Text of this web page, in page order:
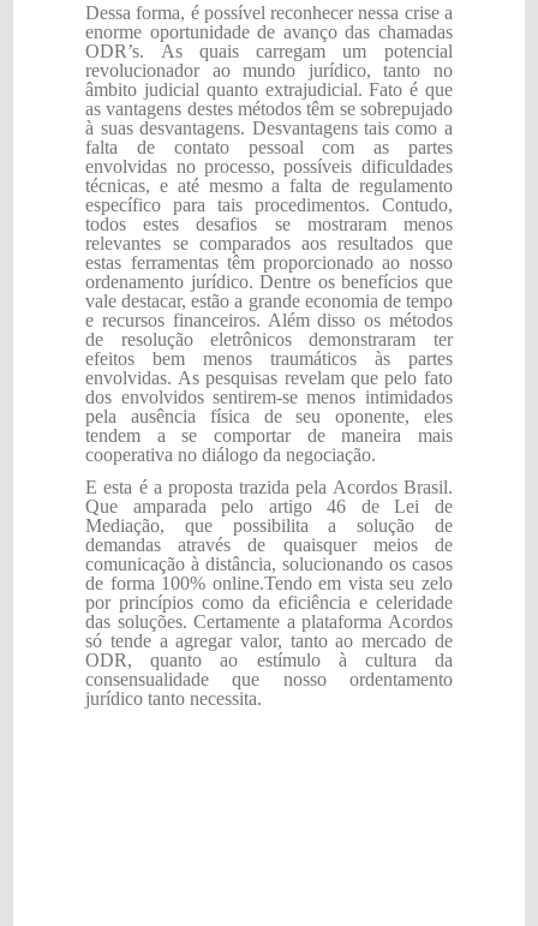
Dessa forma, é possível reconhecer nessa crise a
enorme oportunidade de avanço das chamadas
ODR’s. As quais carregam um potencial
revolucionador ao mundo jurídico, tanto no
âmbito judicial quanto extrajudicial. Fato é que
as vantagens destes métodos têm se sobrepujado
à suas desvantagens. Desvantagens tais como a
falta de contato pessoal com as partes
envolvidas no processo, possíveis dificuldades
técnicas, e até mesmo a falta de regulamento
específico para tais procedimentos. Contudo,
todos estes desafios se mostraram menos
relevantes se comparados aos resultados que
estas ferramentas têm proporcionado ao nosso
ordenamento jurídico. Dentre os benefícios que
vale destacar, estão a grande economia de tempo
e recursos financeiros. Além disso os métodos
de resolução eletrônicos demonstraram ter
efeitos bem menos traumáticos às partes
envolvidas. As pesquisas revelam que pelo fato
dos envolvidos sentirem-se menos intimidados
pela ausência física de seu oponente, eles
tendem a se comportar de maneira mais
cooperativa no diálogo da negociação.
E esta é a proposta trazida pela Acordos Brasil.
Que amparada pelo artigo 46 de Lei de
Mediação, que possibilita a solução de
demandas através de quaisquer meios de
comunicação à distância, solucionando os casos
de forma 100% online.Tendo em vista seu zelo
por princípios como da eficiência e celeridade
das soluções. Certamente a plataforma Acordos
só tende a agregar valor, tanto ao mercado de
ODR, quanto ao estímulo à cultura da
consensualidade que nosso ordentamento
jurídico tanto necessita.